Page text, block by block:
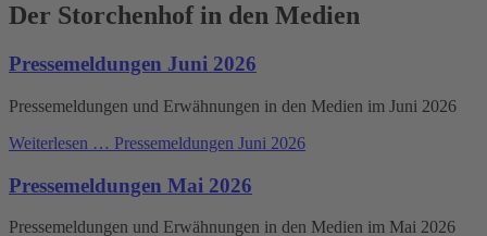
Der Storchenhof in den Medien
Pressemeldungen Juni 2026
Pressemeldungen und Erwähnungen in den Medien im Juni 2026
Weiterlesen … Pressemeldungen Juni 2026
Pressemeldungen Mai 2026
Pressemeldungen und Erwähnungen in den Medien im Mai 2026